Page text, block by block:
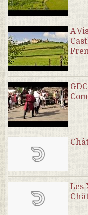
A
Les